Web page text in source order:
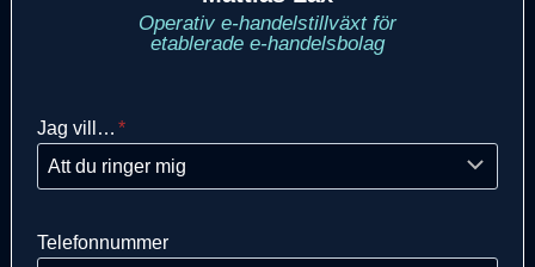
Operativ e-handelstillväxt för
etablerade e-handelsbolag
Jag vill… *
Telefonnummer